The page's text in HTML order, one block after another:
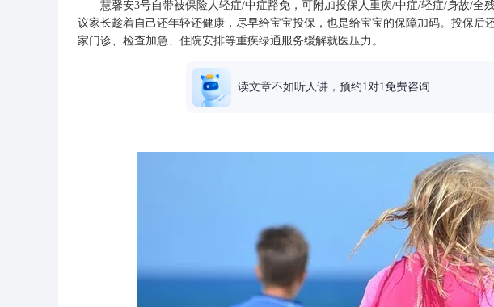
慧馨安3号自带被保险人轻症/中症豁免，可附加投保人重疾/中症/轻症/身故/全
议家长趁着自己还年轻还健康，尽早给宝宝投保，也是给宝宝的保障加码。投保后
家门诊、检查加急、住院安排等重疾绿通服务缓解就医压力。
读文章不如听人讲，预约1对1免费咨询